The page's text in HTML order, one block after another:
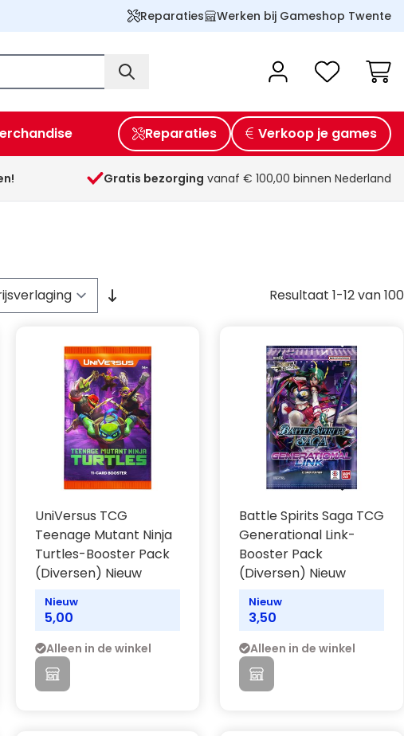
Reparaties Werken bij Gameshop Twente
Reparaties Verkoop je games
Gratis bezorging vanaf € 100,00 binnen Nederland
Resultaat 1-12van100
UniVersus TCG
Teenage Mutant Ninja
Turtles-Booster Pack
(Diversen) Nieuw
Nieuw
5,00
Alleen in de winkel
Battle Spirits Saga TCG
Generational Link-
Booster Pack
(Diversen) Nieuw
Nieuw
3,50
Alleen in de winkel